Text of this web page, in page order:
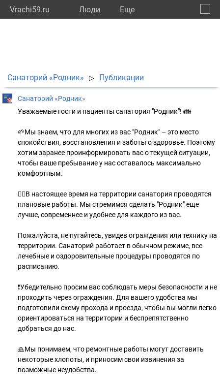
Vrachi59.ru Люди Eще
Санаторий «Родник» ▷ Публикации
Санаторий «Родник»
Уважаемые гости и пациенты санатория "Родник"! 👪
🌱Мы знаем, что для многих из вас "Родник" – это место
спокойствия, восстановления и заботы о здоровье. Поэтому
хотим заранее проинформировать вас о текущей ситуации,
чтобы ваше пребывание у нас оставалось максимально
комфортным.
👷‍♂В настоящее время на территории санатория проводятся
плановые работы. Мы стремимся сделать "Родник" еще
лучше, современнее и удобнее для каждого из вас.
Пожалуйста, не пугайтесь, увидев ограждения или технику на
территории. Санаторий работает в обычном режиме, все
лечебные и оздоровительные процедуры проводятся по
расписанию.
❗️Убедительно просим вас соблюдать меры безопасности и не
проходить через ограждения. Для вашего удобства мы
подготовили схему прохода и проезда, чтобы вы могли легко
ориентироваться на территории и беспрепятственно
добраться до нас.
🙏Мы понимаем, что ремонтные работы могут доставить
некоторые хлопоты, и приносим свои извинения за
возможные неудобства.